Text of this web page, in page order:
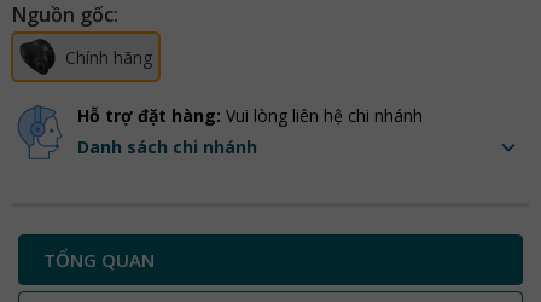
Nguồn gốc:
Chính hãng
Hỗ trợ đặt hàng: Vui lòng liên hệ chi nhánh
Danh sách chi nhánh
TỔNG QUAN